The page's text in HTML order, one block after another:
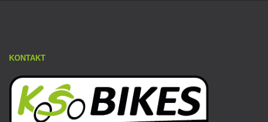
KONTAKT